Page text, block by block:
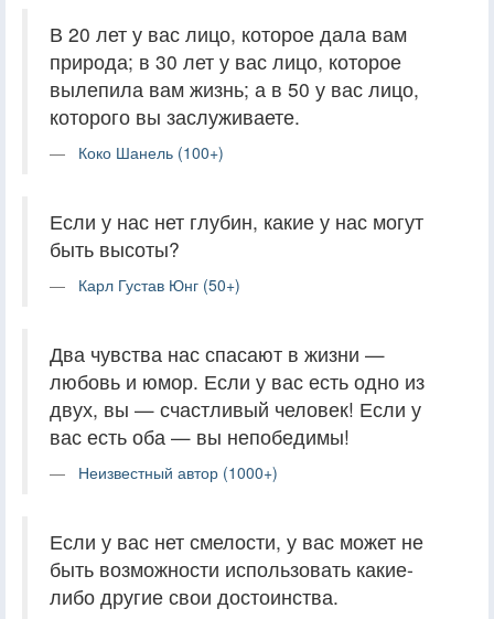
В 20 лет у вас лицо, которое дала вам
природа; в 30 лет у вас лицо, которое
вылепила вам жизнь; а в 50 у вас лицо,
которого вы заслуживаете.
Коко Шанель (100+)
Если у нас нет глубин, какие у нас могут
быть высоты?
Карл Густав Юнг (50+)
Два чувства нас спасают в жизни —
любовь и юмор. Если у вас есть одно из
двух, вы — счастливый человек! Если у
вас есть оба — вы непобедимы!
Неизвестный автор (1000+)
Если у вас нет смелости, у вас может не
быть возможности использовать какие-
либо другие свои достоинства.